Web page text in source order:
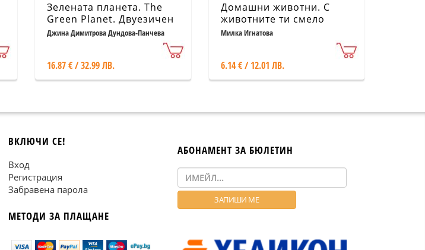
Зелената планета. The
Green Planet. Двуезичен
речник (твърда корица)
Джина Димитрова Дундова-Панчева
16.87 € / 32.99 ЛВ.
Домашни животни. С
животните ти смело
говори!
Милка Игнатова
6.14 € / 12.01 ЛВ.
ВКЛЮЧИ СЕ!
Вход
Регистрация
Забравена парола
МЕТОДИ ЗА ПЛАЩАНЕ
АБОНАМЕНТ ЗА БЮЛЕТИН